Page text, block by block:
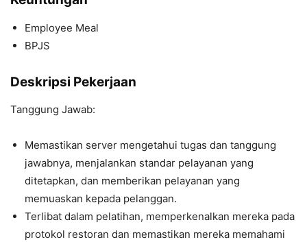
Employee Meal
BPJS
Deskripsi Pekerjaan
Tanggung Jawab:
Memastikan server mengetahui tugas dan tanggung
jawabnya, menjalankan standar pelayanan yang
ditetapkan, dan memberikan pelayanan yang
memuaskan kepada pelanggan.
Terlibat dalam pelatihan, memperkenalkan mereka pada
protokol restoran dan memastikan mereka memahami